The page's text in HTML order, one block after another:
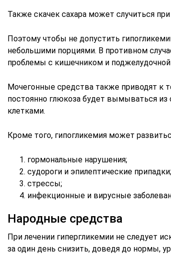
Также скачек сахара может случиться
Поэтому чтобы не допустить
небольшими порциями. В противном
проблемы с кишечником и
Мочегонные средства также приводят к
постоянно глюкоза будет вымываться из
клетками.
Кроме того, гипогликемия может
гормональные нарушения;
судороги и эпилептические припадки;
стрессы;
инфекционные и вирусные
Народные средства
При лечении гипергликемии не следует
за один день снизить, доведя до нормы,